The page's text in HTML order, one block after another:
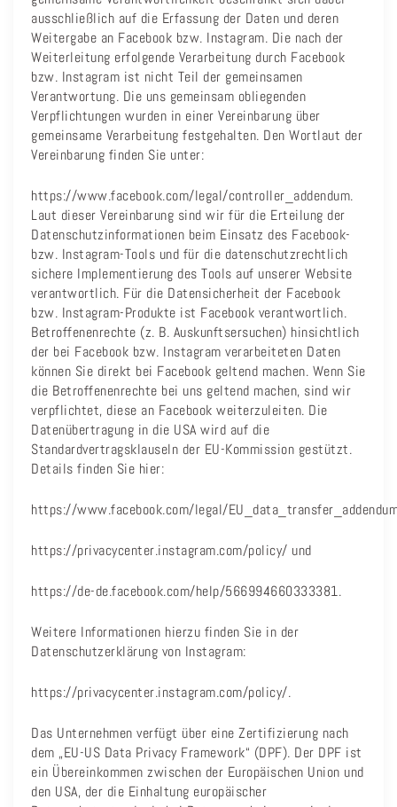
ausschließlich auf die Erfassung der Daten und deren
Weitergabe an Facebook bzw. Instagram. Die nach der
Weiterleitung erfolgende Verarbeitung durch Facebook
bzw. Instagram ist nicht Teil der gemeinsamen
Verantwortung. Die uns gemeinsam obliegenden
Verpflichtungen wurden in einer Vereinbarung über
gemeinsame Verarbeitung festgehalten. Den Wortlaut der
Vereinbarung finden Sie unter:
https://www.facebook.com/legal/controller_addendum.
Laut dieser Vereinbarung sind wir für die Erteilung der
Datenschutzinformationen beim Einsatz des Facebook-
bzw. Instagram-Tools und für die datenschutzrechtlich
sichere Implementierung des Tools auf unserer Website
verantwortlich. Für die Datensicherheit der Facebook
bzw. Instagram-Produkte ist Facebook verantwortlich.
Betroffenenrechte (z. B. Auskunftsersuchen) hinsichtlich
der bei Facebook bzw. Instagram verarbeiteten Daten
können Sie direkt bei Facebook geltend machen. Wenn Sie
die Betroffenenrechte bei uns geltend machen, sind wir
verpflichtet, diese an Facebook weiterzuleiten. Die
Datenübertragung in die USA wird auf die
Standardvertragsklauseln der EU-Kommission gestützt.
Details finden Sie hier:
https://www.facebook.com/legal/
https://privacycenter.instagram.com/policy/ und
https://de-de.facebook.com/help/566994660333381.
Weitere Informationen hierzu finden Sie in der
Datenschutzerklärung von Instagram:
https://privacycenter.instagram.com/policy/.
Das Unternehmen verfügt über eine Zertifizierung nach
dem „EU-US Data Privacy Framework“ (DPF). Der DPF ist
ein Übereinkommen zwischen der Europäischen Union und
den USA, der die Einhaltung europäischer